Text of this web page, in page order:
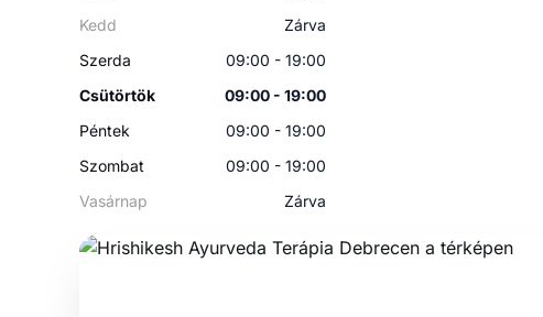
Kedd
Zárva
Szerda
09:00 - 19:00
Csütörtök
09:00 - 19:00
Péntek
09:00 - 19:00
Szombat
09:00 - 19:00
Vasárnap
Zárva